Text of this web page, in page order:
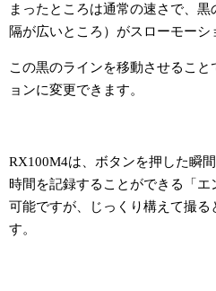
まったところは通常の速さで、
隔が広いところ）がスローモーシ
この黒のラインを移動させるこ
ョンに変更できます。
RX100M4は、ボタンを押した瞬
時間を記録することができる「
可能ですが、じっくり構えて撮る
す。